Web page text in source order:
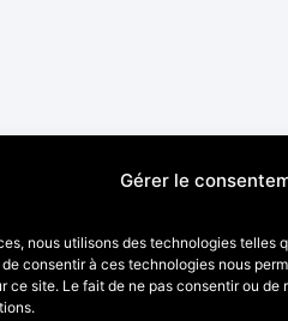
Gérer le
nous utilisons des technologies
consentir à ces technologies nous
ce site. Le fait de ne pas consentir ou